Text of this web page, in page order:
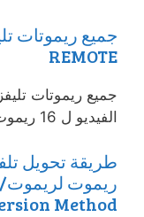
REMOTE
جميع ريموتات
الفيديو ل 16 ريموت.
طريقة تحويل
Method